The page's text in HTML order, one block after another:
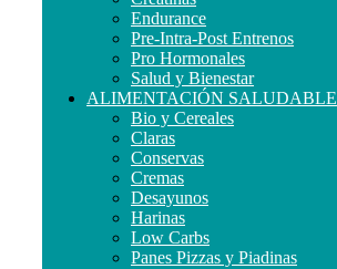
Endurance
Pre-Intra-Post Entrenos
Pro Hormonales
Salud y Bienestar
ALIMENTACIÓN SALUDABLE
Bio y Cereales
Claras
Conservas
Cremas
Desayunos
Harinas
Low Carbs
Panes Pizzas y Piadinas